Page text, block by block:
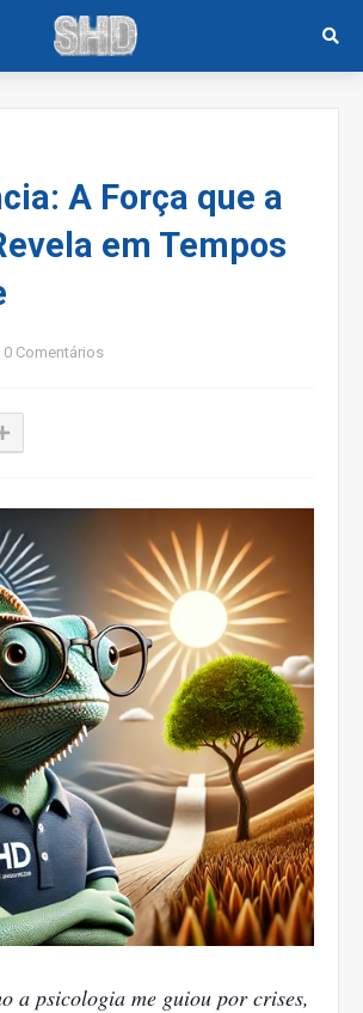
A Força que a
em Tempos
0 Comentários
a psicologia me guiou por crises,